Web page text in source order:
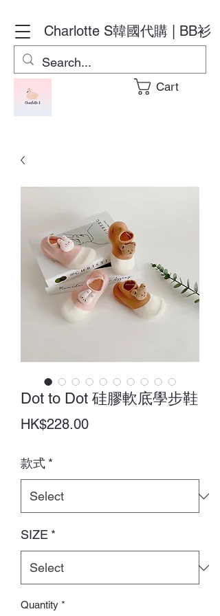
Charlotte S韓國代購 | BB衫
Cart
Dot to Dot 硅膠軟底學步鞋
HK$228.00Price
款式 *
SIZE *
Quantity *